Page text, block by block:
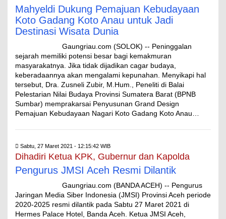
Mahyeldi Dukung Pemajuan Kebudayaan
Koto Gadang Koto Anau untuk Jadi
Destinasi Wisata Dunia
Gaungriau.com (SOLOK) -- Peninggalan
sejarah memiliki potensi besar bagi kemakmuran
masyarakatnya. Jika tidak dijadikan cagar budaya,
keberadaannya akan mengalami kepunahan. Menyikapi hal
tersebut, Dra. Zusneli Zubir, M.Hum., Peneliti di Balai
Pelestarian Nilai Budaya Provinsi Sumatera Barat (BPNB
Sumbar) memprakarsai Penyusunan Grand Design
Pemajuan Kebudayaan Nagari Koto Gadang Koto Anau…
Sabtu, 27 Maret 2021 - 12:15:42 WIB
Dihadiri Ketua KPK, Gubernur dan Kapolda
Pengurus JMSI Aceh Resmi Dilantik
Gaungriau.com (BANDA ACEH) -- Pengurus
Jaringan Media Siber Indonesia (JMSI) Provinsi Aceh periode
2020-2025 resmi dilantik pada Sabtu 27 Maret 2021 di
Hermes Palace Hotel, Banda Aceh. Ketua JMSI Aceh,